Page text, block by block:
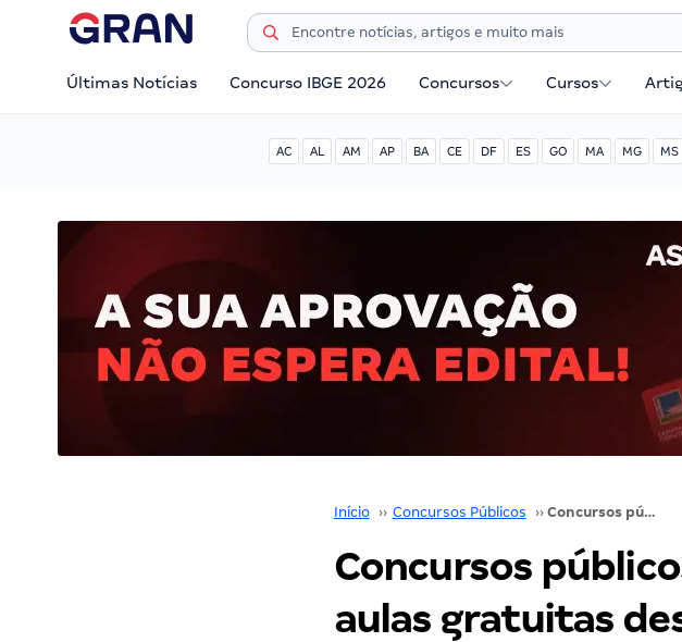
Últimas Notícias Concurso IBGE 2026 Concursos Cursos
AC AL AM AP BA CE DF ES GO MA MG MS
Início ›› Concursos Públicos ›› Concursos públicos: veja os eventos e aulas gratuitas desta quarta 24/03/21
Concursos
aulas gratuitas